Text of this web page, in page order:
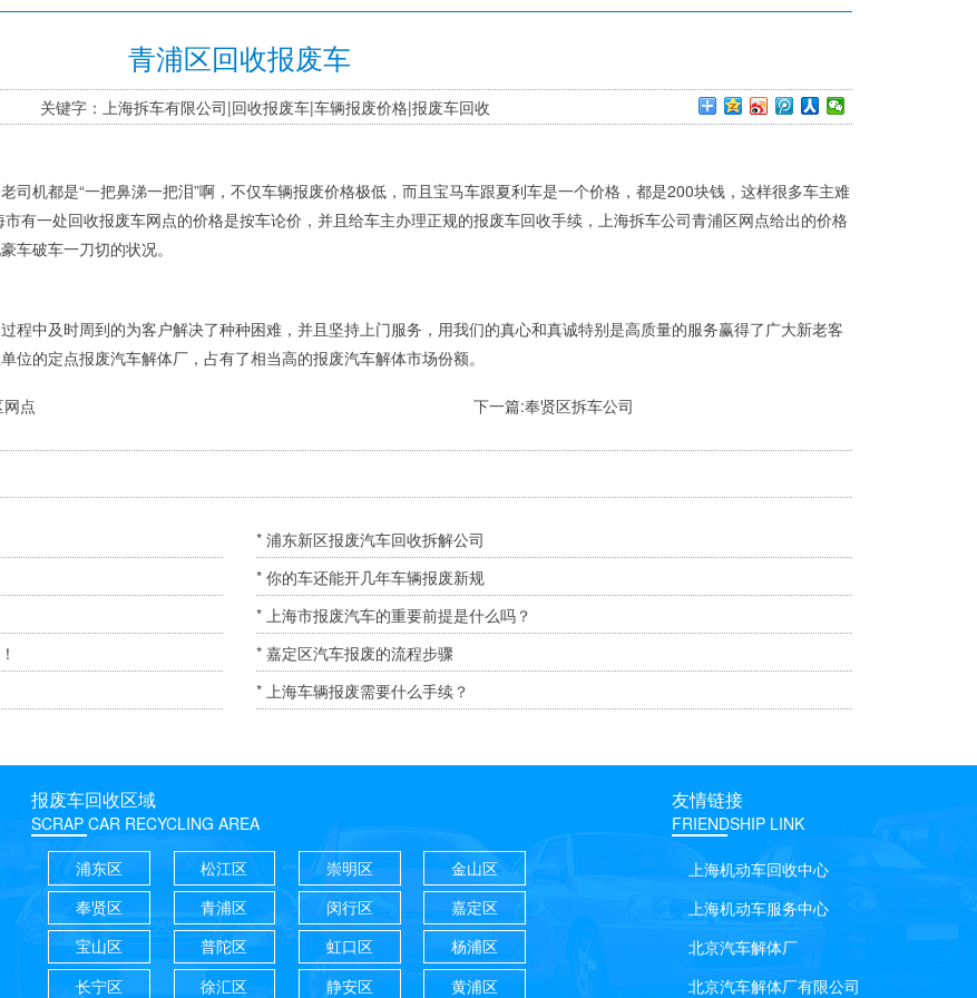
青浦区回收报废车
关键字：上海拆车有限公司|回收报废车|车辆报废价格|报废车回收
机都是“一把鼻涕一把泪”啊，不仅车辆报废价格极低，而且宝马车跟夏利车是一个价格，都是200块钱，这样很多车主难
有一处回收报废车网点的价格是按车论价，并且给车主办理正规的报废车回收手续，上海拆车公司青浦区网点给出的价格
车破车一刀切的状况。
中及时周到的为客户解决了种种困难，并且坚持上门服务，用我们的真心和真诚特别是高质量的服务赢得了广大新老客
位的定点报废汽车解体厂，占有了相当高的报废汽车解体市场份额。
点 下一篇:奉贤区拆车公司
* 浦东新区报废汽车回收拆解公司
* 你的车还能开几年车辆报废新规
* 上海市报废汽车的重要前提是什么吗？
* 嘉定区汽车报废的流程步骤
* 上海车辆报废需要什么手续？
报废车回收区域
SCRAP CAR RECYCLING AREA
浦东区 松江区 崇明区
金山区
奉贤区
青浦区 闵行区
嘉定区
宝山区
普陀区 虹口区
杨浦区
长宁区
徐汇区 静安区 黄浦区
友情链接
FRIENDSHIP LINK
上海机动车回收中心
上海机动车服务中心
北京汽车解体厂
北京汽车解体厂有限公司